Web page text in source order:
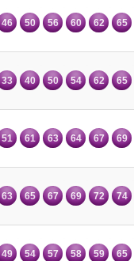
46 50 56 60 62 65
33 40 50 54 62 65
51 61 63 64 67 69
63 65 67 69 72 74
49 54 57 58 59 65